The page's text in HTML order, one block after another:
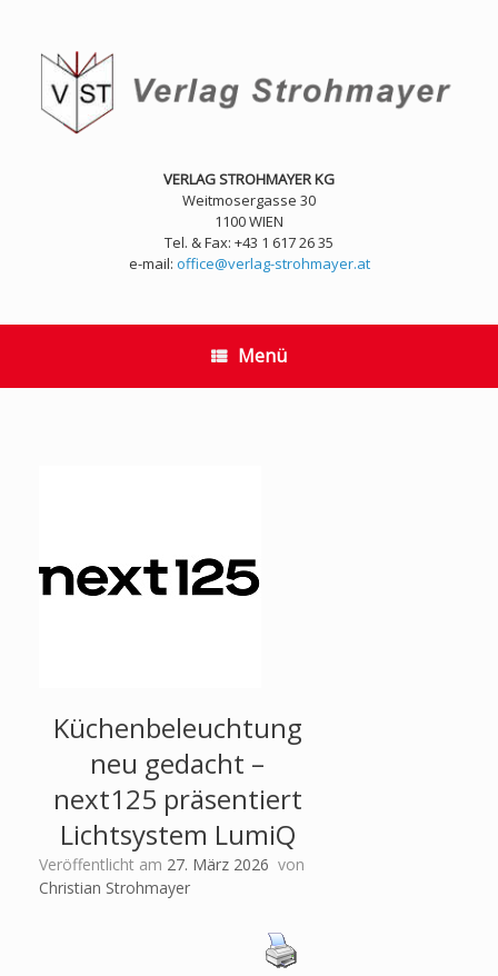
springen
VERLAG STROHMAYER KG
Weitmosergasse 30
1100 WIEN
Tel. & Fax: +43 1 617 26 35
e-mail: office@verlag-strohmayer.at
Menü
Küchenbeleuchtung
neu gedacht –
next125 präsentiert
Lichtsystem LumiQ
Veröffentlicht am 27. März 2026 von
Christian Strohmayer